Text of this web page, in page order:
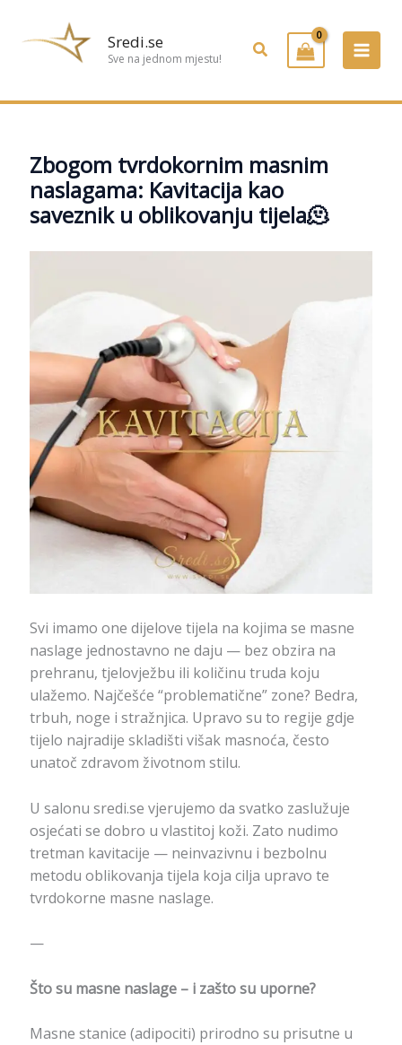
Sredi.se
Sve na jednom mjestu! Pretraživanje
Zbogom tvrdokornim masnim
naslagama: Kavitacija kao
saveznik u oblikovanju tijela🫠
Svi imamo one dijelove tijela na kojima se masne
naslage jednostavno ne daju — bez obzira na
prehranu, tjelovježbu ili količinu truda koju
ulažemo. Najčešće “problematične” zone? Bedra,
trbuh, noge i stražnjica. Upravo su to regije gdje
tijelo najradije skladišti višak masnoća, često
unatoč zdravom životnom stilu.
U salonu sredi.se vjerujemo da svatko zaslužuje
osjećati se dobro u vlastitoj koži. Zato nudimo
tretman kavitacije — neinvazivnu i bezbolnu
metodu oblikovanja tijela koja cilja upravo te
tvrdokorne masne naslage.
—
Što su masne naslage – i zašto su uporne?
Masne stanice (adipociti) prirodno su prisutne u